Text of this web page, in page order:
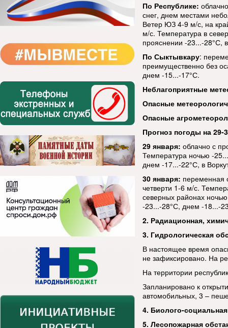
По Республике:
снег, днем местами
Ветер ЮЗ 4-9 м/с, на
м/с. Температура в
прояснении -23...-28°С,
По Сыктывкару:
преимущественно без
днем -15...-17°С.
Неблагоприятные
Опасные
Опасные
Прогноз погоды на 29-
29 января: облачно с
Температура ночью -
днем -17...-22°С, в
30 января: переменная
четверти 1-6 м/с.
северных районах
-23...-28°С, днем -18...-
2. Радиационная,
3. Гидрологическая
В настоящее время
не зафиксировано. На
На территории
Запланировано к
автомобильных, 3 –
4. Биолого-
5. Лесопожарная